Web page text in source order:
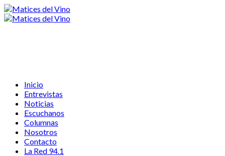
Inicio
Entrevistas
Noticias
Escuchanos
Columnas
Nosotros
Contacto
La Red 94.1